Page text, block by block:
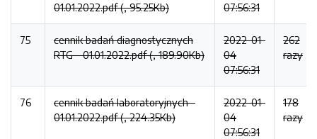
01.01.2022.pdf (, 95.25Kb)
07:56:31
75
cennik badań diagnostycznych
RTG - 01.01.2022.pdf (, 189.90Kb)
2022-01-
04
07:56:31
262
razy
76
cennik badań laboratoryjnych -
01.01.2022.pdf (, 224.35Kb)
2022-01-
04
07:56:31
178
razy